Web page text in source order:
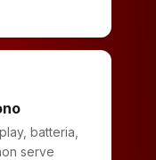
batteria,
serve